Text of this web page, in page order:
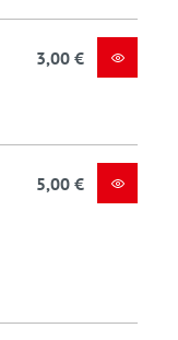
3,00 €
5,00 €